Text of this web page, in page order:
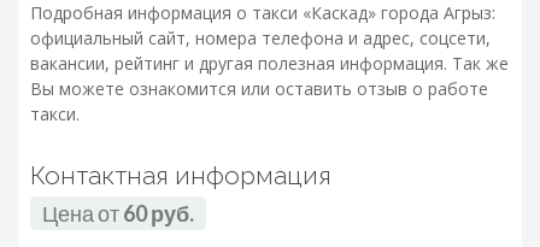
Подробная информация о такси «Каскад» города Агрыз:
официальный сайт, номера телефона и адрес, соцсети,
вакансии, рейтинг и другая полезная информация. Так же
Вы можете ознакомится или оставить отзыв о работе
такси.
Контактная информация
Цена от60 руб.